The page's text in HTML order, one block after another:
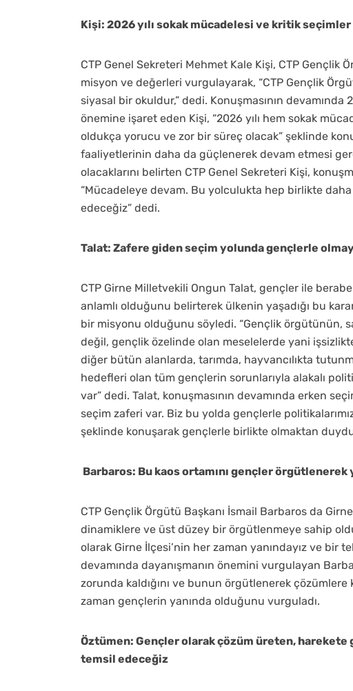
Kişi: 2026 yılı sokak mücadelesi ve kritik
CTP Genel Sekreteri Mehmet Kale Kişi, CTP Gençlik
misyon ve değerleri vurgulayarak, “CTP Gençlik
siyasal bir okuldur,” dedi. Konuşmasının
önemine işaret eden Kişi, “2026 yılı hem sokak
oldukça yorucu ve zor bir süreç olacak” şeklinde
faaliyetlerinin daha da güçlenerek devam etmesi
olacaklarını belirten CTP Genel Sekreteri Kişi,
“Mücadeleye devam. Bu yolculukta hep birlikte
edeceğiz” dedi.
Talat: Zafere giden seçim yolunda gençlerle
CTP Girne Milletvekili Ongun Talat, gençler ile
anlamlı olduğunu belirterek ülkenin yaşadığı bu
bir misyonu olduğunu söyledi. “Gençlik örgütünün,
değil, gençlik özelinde olan meselelerde yani
diğer bütün alanlarda, tarımda, hayvancılıkta
hedefleri olan tüm gençlerin sorunlarıyla alakalı
var” dedi. Talat, konuşmasının devamında erken
seçim zaferi var. Biz bu yolda gençlerle
şeklinde konuşarak gençlerle birlikte olmaktan
Barbaros: Bu kaos ortamını gençler örgütlenerek
CTP Gençlik Örgütü Başkanı İsmail Barbaros da
dinamiklere ve üst düzey bir örgütlenmeye sahip
olarak Girne İlçesi’nin her zaman yanındayız ve bir
devamında dayanışmanın önemini vurgulayan
zorunda kaldığını ve bunun örgütlenerek
zaman gençlerin yanında olduğunu vurguladı.
Öztümen: Gençler olarak çözüm üreten, harekete
temsil edeceğiz